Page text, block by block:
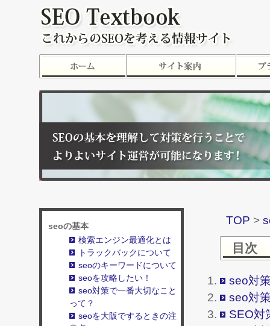
seoの基本
検索エンジン最適化とは
トラックバックについて
seoのキーワードについて
seoを攻略したい！
seo対策で一番大切なこと
って？
seoを大阪でするときの注
TOP >
目次
seo対
seo対
SEO対